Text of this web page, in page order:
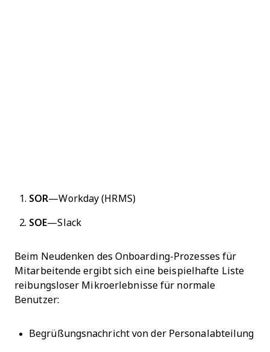
SOR—Workday (HRMS)
SOE—Slack
Beim Neudenken des Onboarding-Prozesses für
Mitarbeitende ergibt sich eine beispielhafte Liste
reibungsloser Mikroerlebnisse für normale
Benutzer:
Begrüßungsnachricht von der Personalabteilung